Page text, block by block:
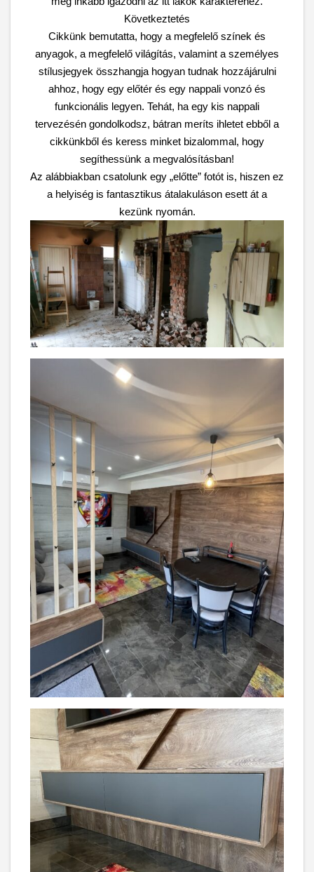
Következtetés
Cikkünk bemutatta, hogy a megfelelő színek és
anyagok, a megfelelő világítás, valamint a személyes
stílusjegyek összhangja hogyan tudnak hozzájárulni
ahhoz, hogy egy előtér és egy nappali vonzó és
funkcionális legyen. Tehát, ha egy kis nappali
tervezésén gondolkodsz, bátran meríts ihletet ebből a
cikkünkből és keress minket bizalommal, hogy
segíthessünk a megvalósításban!
Az alábbiakban csatolunk egy „előtte” fotót is, hiszen ez
a helyiség is fantasztikus átalakuláson esett át a
kezünk nyomán.